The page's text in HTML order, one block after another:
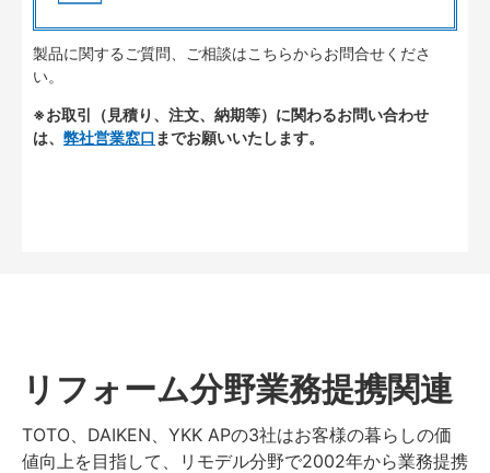
製品に関するご質問、ご相談はこちらからお問合せくださ
い。
※お取引（見積り、注文、納期等）に関わるお問い合わせ
は、 弊社営業窓口 までお願いいたします。
リフォーム分野業務提携関連
TOTO、DAIKEN、YKK APの3社はお客様の暮らしの価
値向上を目指して、リモデル分野で2002年から業務提携